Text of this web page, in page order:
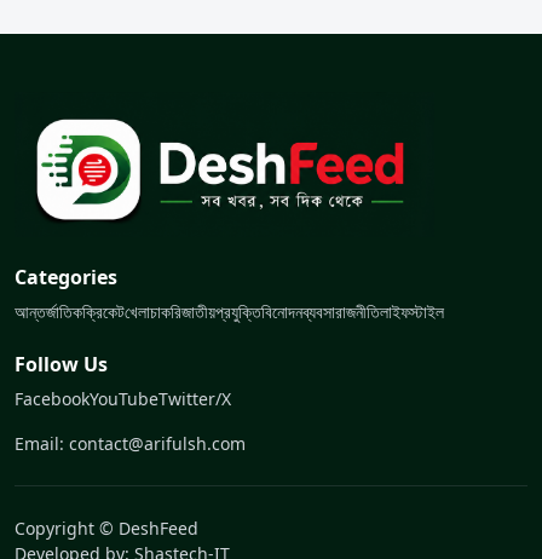
Categories
আন্তর্জাতিকক্রিকেটখেলাচাকরিজাতীয়প্রযুক্তিবিনোদনব্যবসারাজনীতিলাইফস্টাইল
Follow Us
FacebookYouTubeTwitter/X
Email: contact@arifulsh.com
Copyright © DeshFeed
Developed by: Shastech-IT